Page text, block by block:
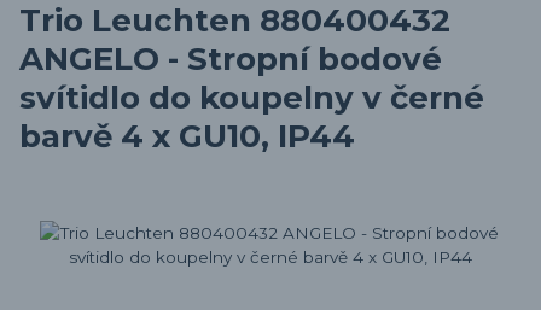
Trio Leuchten 880400432
ANGELO - Stropní bodové
svítidlo do koupelny v černé
barvě 4 x GU10, IP44